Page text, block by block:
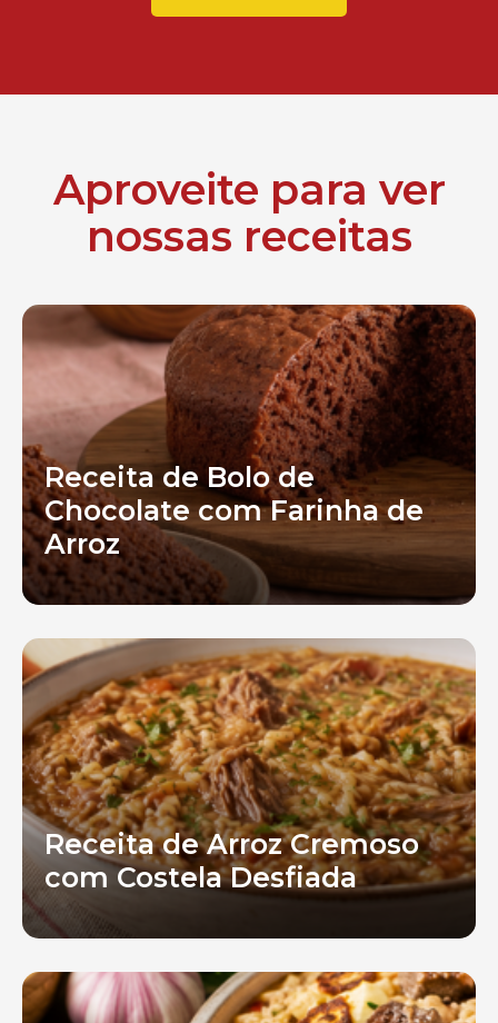
Aproveite para ver
nossas receitas
Receita de Bolo de
Chocolate com Farinha de
Arroz
Receita de Arroz Cremoso
com Costela Desfiada